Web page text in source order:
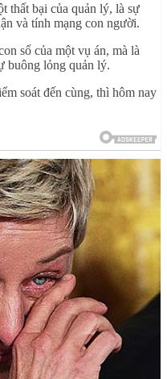
thất bại của quản lý, là sự
và tính mạng con người.
số của một vụ án, mà là
buông lỏng quản lý.
soát đến cùng, thì hôm nay